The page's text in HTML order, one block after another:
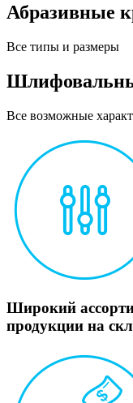
Абразивные
Все типы и размеры
Все возможные
Широкий
продукции на